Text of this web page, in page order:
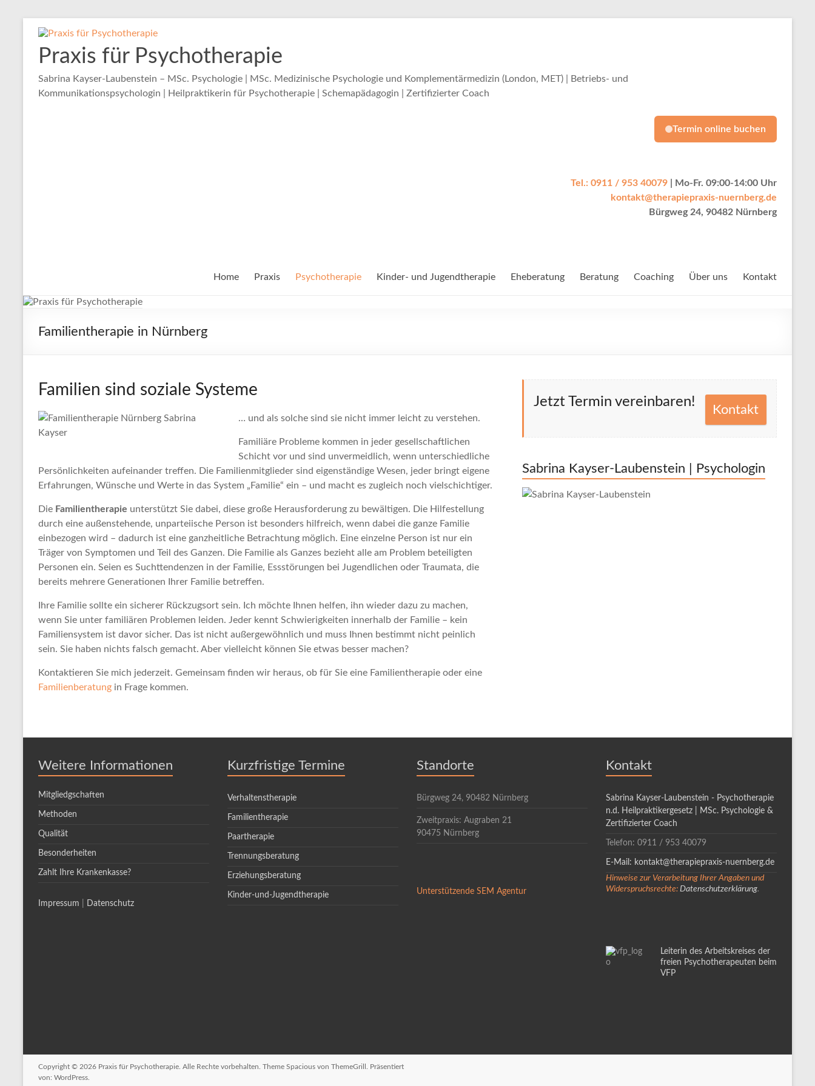
Inhalt
springenPraxis für Psychotherapie
Sabrina Kayser-Laubenstein – MSc. Psychologie | MSc. Medizinische Psychologie und Komplementärmedizin (London, MET) | Betriebs- und
Kommunikationspsychologin | Heilpraktikerin für Psychotherapie | Schemapädagogin | Zertifizierter Coach
Termin online buchen
Tel.: 0911 / 953 40079 | Mo-Fr. 09:00-14:00 Uhr
kontakt@therapiepraxis-nuernberg.de
Bürgweg 24, 90482 Nürnberg
Home Praxis Psychotherapie Kinder- und Jugendtherapie Eheberatung Beratung Coaching Über uns Kontakt
Familientherapie in Nürnberg
Familien sind soziale Systeme
… und als solche sind sie nicht immer leicht zu verstehen.
Familiäre Probleme kommen in jeder gesellschaftlichen
Schicht vor und sind unvermeidlich, wenn unterschiedliche
Persönlichkeiten aufeinander treffen. Die Familienmitglieder sind eigenständige Wesen, jeder bringt eigene
Erfahrungen, Wünsche und Werte in das System „Familie“ ein – und macht es zugleich noch vielschichtiger.
Die Familientherapie unterstützt Sie dabei, diese große Herausforderung zu bewältigen. Die Hilfestellung
durch eine außenstehende, unparteiische Person ist besonders hilfreich, wenn dabei die ganze Familie
einbezogen wird – dadurch ist eine ganzheitliche Betrachtung möglich. Eine einzelne Person ist nur ein
Träger von Symptomen und Teil des Ganzen. Die Familie als Ganzes bezieht alle am Problem beteiligten
Personen ein. Seien es Suchttendenzen in der Familie, Essstörungen bei Jugendlichen oder Traumata, die
bereits mehrere Generationen Ihrer Familie betreffen.
Ihre Familie sollte ein sicherer Rückzugsort sein. Ich möchte Ihnen helfen, ihn wieder dazu zu machen,
wenn Sie unter familiären Problemen leiden. Jeder kennt Schwierigkeiten innerhalb der Familie – kein
Familiensystem ist davor sicher. Das ist nicht außergewöhnlich und muss Ihnen bestimmt nicht peinlich
sein. Sie haben nichts falsch gemacht. Aber vielleicht können Sie etwas besser machen?
Kontaktieren Sie mich jederzeit. Gemeinsam finden wir heraus, ob für Sie eine Familientherapie oder eine
Familienberatung in Frage kommen.
Jetzt Termin vereinbaren!
Kontakt
Sabrina Kayser-Laubenstein | Psychologin
Weitere Informationen
Mitgliedgschaften
Methoden
Qualität
Besonderheiten
Zahlt Ihre Krankenkasse?
Impressum Datenschutz
Kurzfristige Termine
Verhaltenstherapie
Familientherapie
Paartherapie
Trennungsberatung
Erziehungsberatung
Kinder-und-Jugendtherapie
Standorte
Bürgweg 24, 90482 Nürnberg
Zweitpraxis: Augraben 21
90475 Nürnberg
Unterstützende SEM Agentur
Kontakt
Sabrina Kayser-Laubenstein - Psychotherapie
n.d. Heilpraktikergesetz | MSc. Psychologie &
Zertifizierter Coach
Telefon: 0911 / 953 40079
E-Mail: kontakt@therapiepraxis-nuernberg.de
Hinweise zur Verarbeitung Ihrer Angaben und
Widerspruchsrechte: Datenschutzerklärung.
Leiterin des Arbeitskreises der
freien Psychotherapeuten beim
VFP
Copyright © 2026 Praxis für Psychotherapie . Alle Rechte vorbehalten. Theme Spacious von ThemeGrill. Präsentiert
von: WordPress